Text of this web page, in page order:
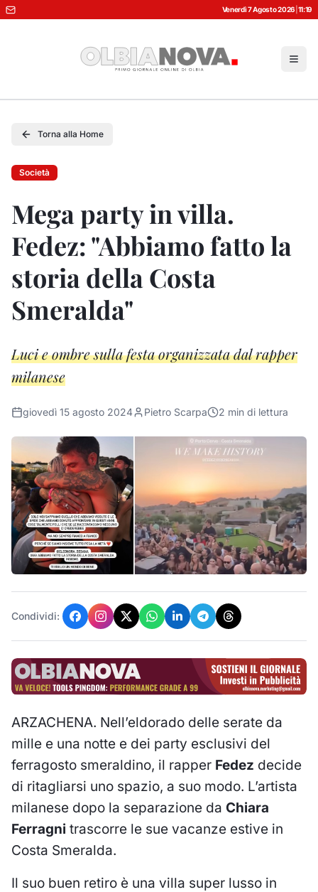
Venerdì 7 Agosto 2026 11:19
Torna alla Home
Società
Mega party in villa.
Fedez: "Abbiamo fatto la
storia della Costa
Smeralda"
Luci e ombre sulla festa organizzata dal rapper
milanese
giovedì 15 agosto 2024 Pietro Scarpa 2 min di lettura
Condividi:
ARZACHENA. Nell’eldorado delle serate da
mille e una notte e dei party esclusivi del
ferragosto smeraldino, il rapper Fedez decide
di ritagliarsi uno spazio, a suo modo. L’artista
milanese dopo la separazione da Chiara
Ferragni trascorre le sue vacanze estive in
Costa Smeralda.
Il suo buen retiro è una villa super lusso in